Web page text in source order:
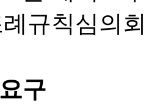
규칙심의
구